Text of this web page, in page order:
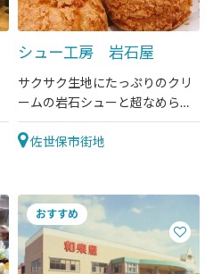
シュー工房 岩石屋
サクサク生地にたっぷりのクリ
ームの岩石シューと超なめらか
プリンが自慢のお店です。
佐世保市街地